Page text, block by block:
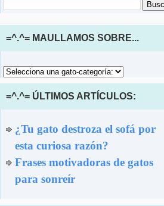
=^.^= MAULLAMOS SOBRE...
=^.^= ÚLTIMOS ARTÍCULOS:
¿Tu gato destroza el sofá por
esta curiosa razón?
Frases motivadoras de gatos
para sonreír